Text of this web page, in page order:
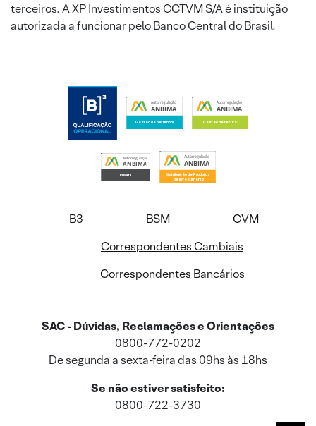
terceiros. A XP Investimentos CCTVM S/A é instituição
autorizada a funcionar pelo Banco Central do Brasil.
B3 BSM
CVM
Correspondentes Cambiais
Correspondentes Bancários
SAC - Dúvidas, Reclamações e Orientações
0800-772-0202
De segunda a sexta-feira das 09hs às 18hs
Se não estiver satisfeito:
0800-722-3730